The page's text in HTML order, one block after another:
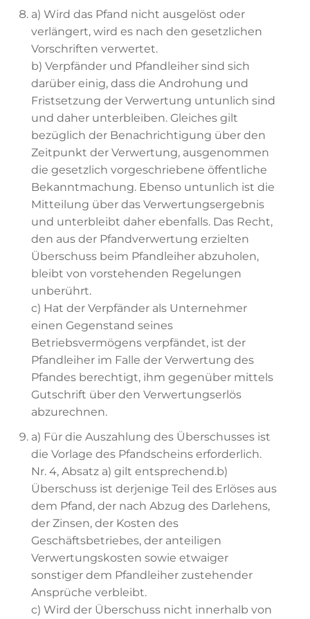
a) Wird das Pfand nicht ausgelöst oder
verlängert, wird es nach den gesetzlichen
Vorschriften verwertet.
b) Verpfänder und Pfandleiher sind sich
darüber einig, dass die Androhung und
Fristsetzung der Verwertung untunlich sind
und daher unterbleiben. Gleiches gilt
bezüglich der Benachrichtigung über den
Zeitpunkt der Verwertung, ausgenommen
die gesetzlich vorgeschriebene öffentliche
Bekanntmachung. Ebenso untunlich ist die
Mitteilung über das Verwertungsergebnis
und unterbleibt daher ebenfalls. Das Recht,
den aus der Pfandverwertung erzielten
Überschuss beim Pfandleiher abzuholen,
bleibt von vorstehenden Regelungen
unberührt.
c) Hat der Verpfänder als Unternehmer
einen Gegenstand seines
Betriebsvermögens verpfändet, ist der
Pfandleiher im Falle der Verwertung des
Pfandes berechtigt, ihm gegenüber mittels
Gutschrift über den Verwertungserlös
abzurechnen.
a) Für die Auszahlung des Überschusses ist
die Vorlage des Pfandscheins erforderlich.
Nr. 4, Absatz a) gilt entsprechend.b)
Überschuss ist derjenige Teil des Erlöses aus
dem Pfand, der nach Abzug des Darlehens,
der Zinsen, der Kosten des
Geschäftsbetriebes, der anteiligen
Verwertungskosten sowie etwaiger
sonstiger dem Pfandleiher zustehender
Ansprüche verbleibt.
c) Wird der Überschuss nicht innerhalb von